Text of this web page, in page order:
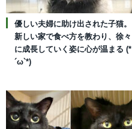
優しい夫婦に助け出された子猫。
新しい家で食べ方を教わり、徐々
に成長していく姿に心が温まる (*
´ω`*)